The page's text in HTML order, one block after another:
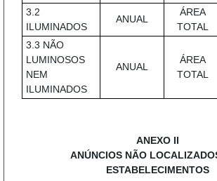
3.2
ILUMINADOS
ANUAL
ÁREA
TOTAL
3.3 NÃO
LUMINOSOS
NEM
ILUMINADOS
ANUAL
ÁREA
TOTAL
ANEXO II
ANÚNCIOS NÃO
ESTABELECIMENTOS